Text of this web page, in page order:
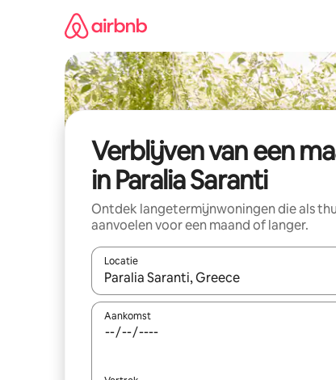
Verblijven van een
in Paralia Saranti
Ontdek langetermijnwoningen die als
aanvoelen voor een maand of langer.
Locatie
Wanneer er resultaten beschikbaar zijn,
Aankomst